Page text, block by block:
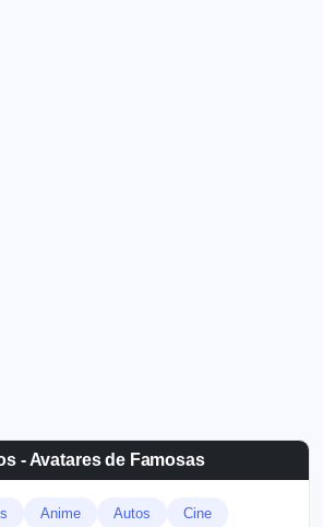
- Avatares de Famosas
Anime Autos Cine